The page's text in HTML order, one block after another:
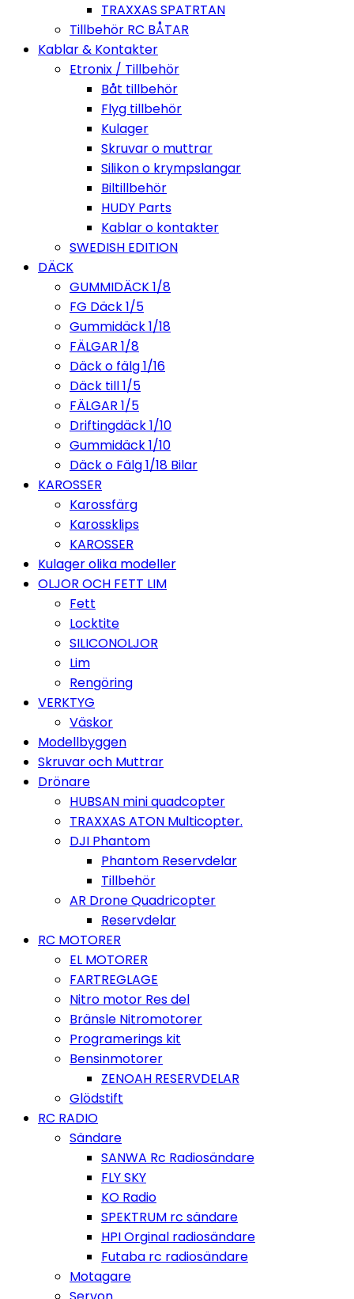
TRAXXAS SPATRTAN
Tillbehör RC BÅTAR
Kablar & Kontakter
Etronix / Tillbehör
Båt tillbehör
Flyg tillbehör
Kulager
Skruvar o muttrar
Silikon o krympslangar
Biltillbehör
HUDY Parts
Kablar o kontakter
SWEDISH EDITION
DÄCK
GUMMIDÄCK 1/8
FG Däck 1/5
Gummidäck 1/18
FÄLGAR 1/8
Däck o fälg 1/16
Däck till 1/5
FÄLGAR 1/5
Driftingdäck 1/10
Gummidäck 1/10
Däck o Fälg 1/18 Bilar
KAROSSER
Karossfärg
Karossklips
KAROSSER
Kulager olika modeller
OLJOR OCH FETT LIM
Fett
Locktite
SILICONOLJOR
Lim
Rengöring
VERKTYG
Väskor
Modellbyggen
Skruvar och Muttrar
Drönare
HUBSAN mini quadcopter
TRAXXAS ATON Multicopter.
DJI Phantom
Phantom Reservdelar
Tillbehör
AR Drone Quadricopter
Reservdelar
RC MOTORER
EL MOTORER
FARTREGLAGE
Nitro motor Res del
Bränsle Nitromotorer
Programerings kit
Bensinmotorer
ZENOAH RESERVDELAR
Glödstift
RC RADIO
Sändare
SANWA Rc Radiosändare
FLY SKY
KO Radio
SPEKTRUM rc sändare
HPI Orginal radiosändare
Futaba rc radiosändare
Motagare